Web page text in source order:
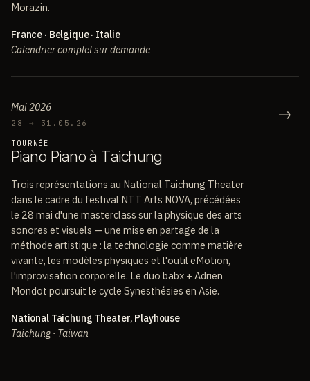
Morazin.
France · Belgique · Italie
Calendrier complet sur demande
Mai 2026
28 → 31.05.26
TOURNÉE
Piano Piano à Taichung
Trois représentations au National Taichung Theater
dans le cadre du festival NTT Arts NOVA, précédées
le 28 mai d'une masterclass sur la physique des arts
sonores et visuels — une mise en partage de la
méthode artistique : la technologie comme matière
vivante, les modèles physiques et l'outil eMotion,
l'improvisation corporelle. Le duo babx + Adrien
Mondot poursuit le cycle Synesthésies en Asie.
National Taichung Theater, Playhouse
Taichung · Taïwan
→